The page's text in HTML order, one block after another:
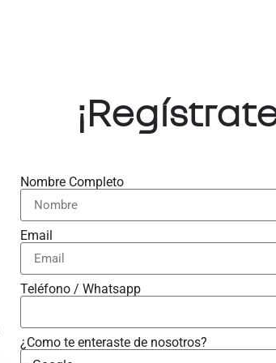
Nombre Completo
Email
Teléfono / Whatsapp
¿Como te enteraste de nosotros?